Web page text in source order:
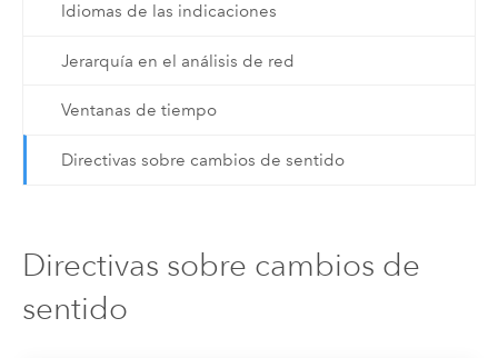
Idiomas de las indicaciones
Jerarquía en el análisis de red
Ventanas de tiempo
Directivas sobre cambios de sentido
Directivas sobre cambios de
sentido